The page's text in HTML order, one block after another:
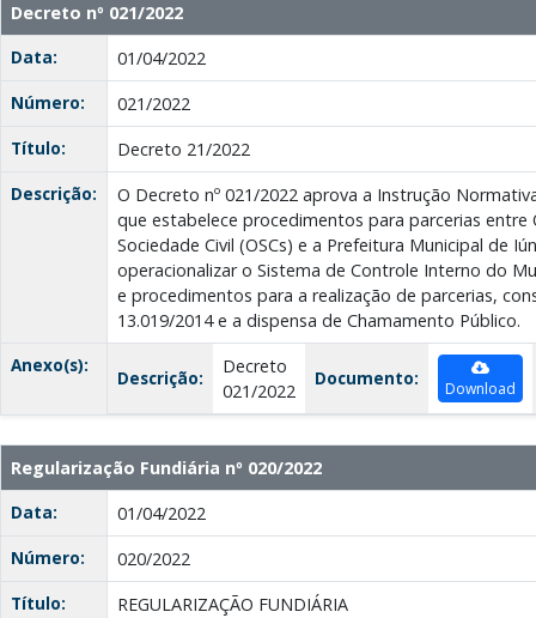
Decreto nº 021/2022
Data:
01/04/2022
Número:
021/2022
Título:
Decreto 21/2022
Descrição:
O Decreto nº 021/2022 aprova a Instrução
que estabelece procedimentos para parcerias entre
Sociedade Civil (OSCs) e a Prefeitura Municipal de
operacionalizar o Sistema de Controle Interno do
e procedimentos para a realização de parcerias,
13.019/2014 e a dispensa de Chamamento Público.
Anexo(s):
Descrição:
Decreto
021/2022
Documento: Download
Regularização Fundiária nº 020/2022
Data:
01/04/2022
Número:
020/2022
Título:
REGULARIZAÇÃO FUNDIÁRIA